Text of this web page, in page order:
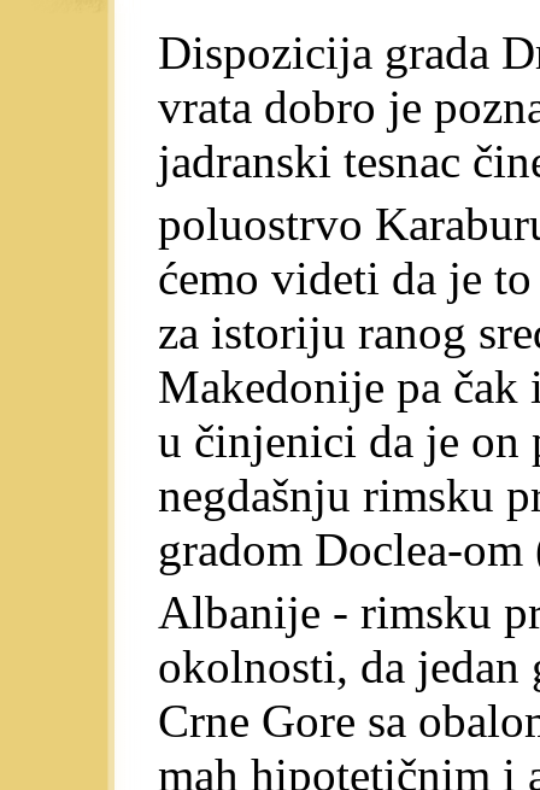
Dispozicija grada
vrata dobro je
jadranski tesnac
poluostrvo
ćemo videti da je
za istoriju ranog
Makedonije pa čak
u činjenici da je on
negdašnju rimsku
gradom Doclea-
Albanije - rimsku
okolnosti, da jedan
Crne Gore sa
mah hipotetičnim i